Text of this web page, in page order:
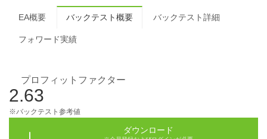
EA概要 バックテスト概要 バックテスト詳細
フォワード実績
プロフィットファクター
2.63
※バックテスト参考値
ダウンロード